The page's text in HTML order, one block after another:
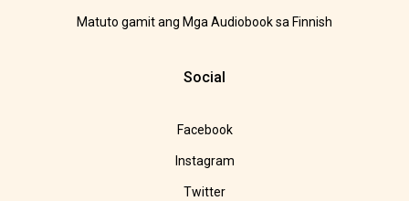
Matuto gamit ang Mga Audiobook sa Finnish
Social
Facebook
Instagram
Twitter